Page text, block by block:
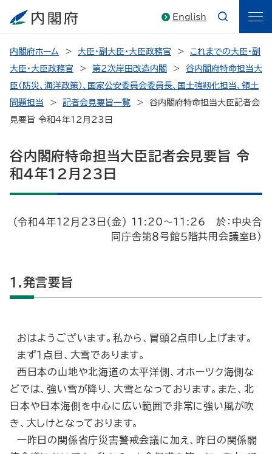
English
内閣府ホーム 大臣・副大臣・大臣政務官
これまでの大臣・副
大臣・大臣政務官
第2次岸田改造内閣
谷内閣府特命担当大
臣（防災、海洋政策）、国家公安委員会委員長、国土強靱化担当、領土
問題担当
記者会見要旨一覧
谷内閣府特命担当大臣記者会
見要旨 令和4年12月23日
谷内閣府特命担当大臣記者会見要旨 令
和4年12月23日
（令和4年12月23日（金） 11:20～11:26 於：中央合
同庁舎第８号館５階共用会議室Ｂ）
1.発言要旨
おはようございます。私から、冒頭２点申し上げます。
まず１点目、大雪であります。
西日本の山地や北海道の太平洋側、オホーツク海側な
どでは、強い雪が降り、大雪となっております。また、北
日本や日本海側を中心に広い範囲で非常に強い風が吹
き、大しけとなっております。
一昨日の関係省庁災害警戒会議に加え、昨日の関係閣